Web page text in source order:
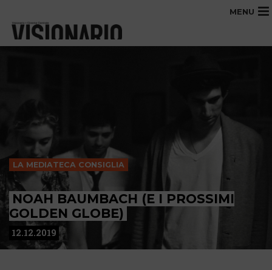
MENU
LA MEDIATECA CONSIGLIA
NOAH BAUMBACH (E I PROSSIMI
GOLDEN GLOBE)
12.12.2019